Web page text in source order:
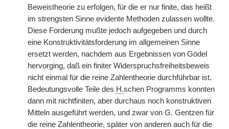
Beweistheorie zu erfolgen, für die er nur finite, das heißt
im strengsten Sinne evidente Methoden zulassen wollte.
Diese Forderung mußte jedoch aufgegeben und durch
eine Konstruktivitätsforderung im allgemeinen Sinne
ersetzt werden, nachdem aus Ergebnissen von Gödel
hervorging, daß ein finiter Widerspruchsfreiheitsbeweis
nicht einmal für die reine Zahlentheorie durchführbar ist.
Bedeutungsvolle Teile des H.schen Programms konnten
dann mit nichtfiniten, aber durchaus noch konstruktiven
Mitteln ausgeführt werden, und zwar von G. Gentzen für
die reine Zahlentheorie, später von anderen auch für die